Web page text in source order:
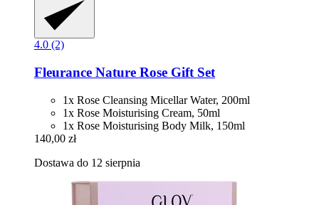
4.0 (2)
Fleurance Nature Rose Gift Set
1x Rose Cleansing Micellar Water, 200ml
1x Rose Moisturising Cream, 50ml
1x Rose Moisturising Body Milk, 150ml
140,00 zł
Dostawa do 12 sierpnia